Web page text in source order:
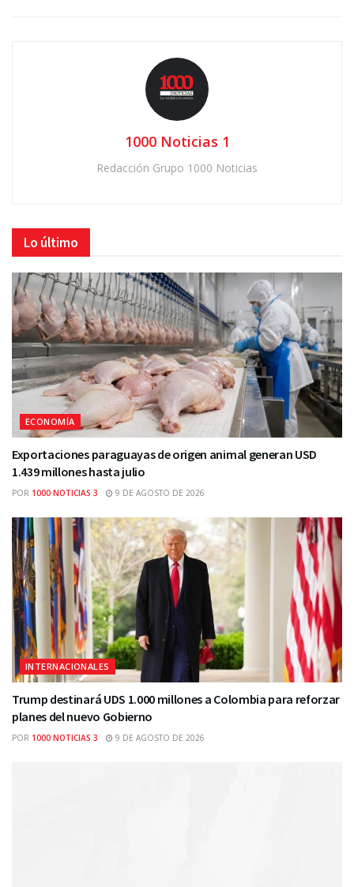
1000 Noticias 1
Redacción Grupo 1000 Noticias
Lo último
ECONOMÍA
Exportaciones paraguayas de origen animal generan USD
1.439 millones hasta julio
POR 1000 NOTICIAS 3 9 DE AGOSTO DE 2026
INTERNACIONALES
Trump destinará UDS 1.000 millones a Colombia para reforzar
planes del nuevo Gobierno
POR 1000 NOTICIAS 3 9 DE AGOSTO DE 2026